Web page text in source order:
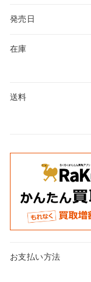
発売日
在庫
送料
お支払い方法